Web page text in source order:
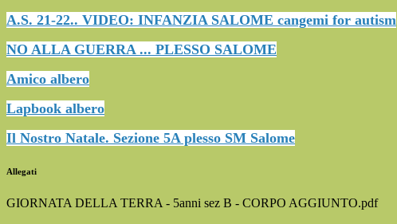
A.S. 21-22.. VIDEO: INFANZIA SALOME cangemi for autism
NO ALLA GUERRA ... PLESSO SALOME
Amico albero
Lapbook albero
Il Nostro Natale. Sezione 5A plesso SM Salome
Allegati
GIORNATA DELLA TERRA - 5anni sez B - CORPO AGGIUNTO.pdf